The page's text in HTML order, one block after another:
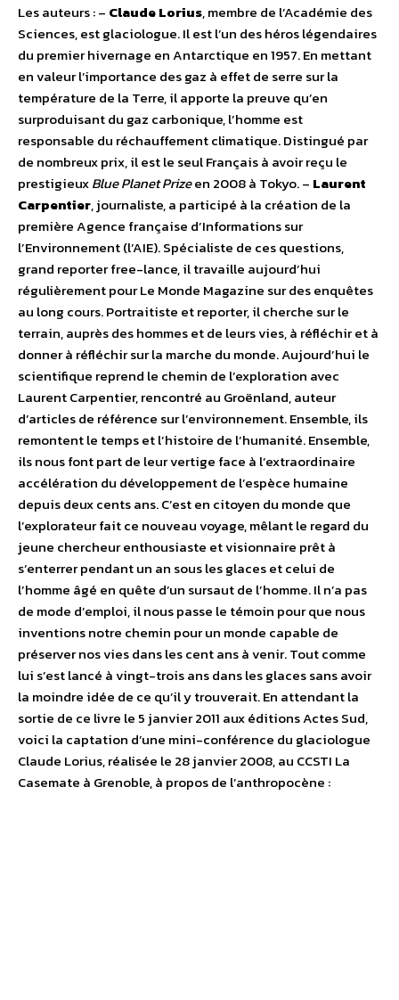
Les auteurs : – Claude Lorius, membre de l’Académie des
Sciences, est glaciologue. Il est l’un des héros légendaires
du premier hivernage en Antarctique en 1957. En mettant
en valeur l’importance des gaz à effet de serre sur la
température de la Terre, il apporte la preuve qu’en
surproduisant du gaz carbonique, l’homme est
responsable du réchauffement climatique. Distingué par
de nombreux prix, il est le seul Français à avoir reçu le
prestigieuxBlue Planet Prizeen 2008 à Tokyo. – Laurent
Carpentier, journaliste, a participé à la création de la
première Agence française d’Informations sur
l’Environnement (l’AIE). Spécialiste de ces questions,
grand reporter free-lance, il travaille aujourd’hui
régulièrement pour Le Monde Magazine sur des enquêtes
au long cours. Portraitiste et reporter, il cherche sur le
terrain, auprès des hommes et de leurs vies, à réfléchir et à
donner à réfléchir sur la marche du monde. Aujourd’hui le
scientifique reprend le chemin de l’exploration avec
Laurent Carpentier, rencontré au Groënland, auteur
d’articles de référence sur l’environnement. Ensemble, ils
remontent le temps et l’histoire de l’humanité. Ensemble,
ils nous font part de leur vertige face à l’extraordinaire
accélération du développement de l’espèce humaine
depuis deux cents ans. C’est en citoyen du monde que
l’explorateur fait ce nouveau voyage, mêlant le regard du
jeune chercheur enthousiaste et visionnaire prêt à
s’enterrer pendant un an sous les glaces et celui de
l’homme âgé en quête d’un sursaut de l’homme. Il n’a pas
de mode d’emploi, il nous passe le témoin pour que nous
inventions notre chemin pour un monde capable de
préserver nos vies dans les cent ans à venir. Tout comme
lui s’est lancé à vingt-trois ans dans les glaces sans avoir
la moindre idée de ce qu’il y trouverait. En attendant la
sortie de ce livre le 5 janvier 2011 aux éditions Actes Sud,
voici la captation d’une mini-conférence du glaciologue
Claude Lorius, réalisée le 28 janvier 2008, au CCSTI La
Casemate à Grenoble, à propos de l’anthropocène :